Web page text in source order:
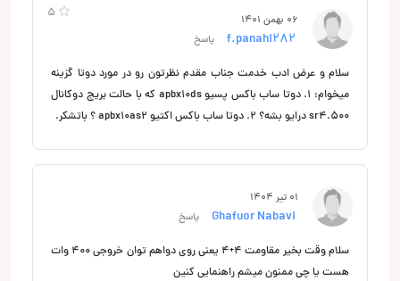
5 06 بهمن 1401
پاسخ
سلام و عرض ادب خدمت جناب مقدم نظرتون رو در مورد دوتا گزینه
میخوام: ۱. دوتا ساب باکس پسیو apbx10ds که با حالت بریج دوکانال
sr4.500 درایو بشه؟ ۲. دوتا ساب باکس اکتیو apbx10as2 ؟ باتشکر.
01 تیر 1404
پاسخ
سلام وقت بخیر مقاومت ۴+۴ یعنی روی دواهم توان خروجی ۴۰۰ وات
هست یا چی ممنون میشم راهنمایی کنین